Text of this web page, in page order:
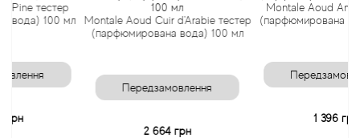
тестер
100 мл
Montale Aoud Cuir d'Arabie тестер
(парфюмирована вода) 100 мл
Передзамовлення
2 664 грн
Montale Aoud Ambre
(парфюмирована вода)
Передзамовлення
1 396 грн
Annick Goutal
Antonio Banderas